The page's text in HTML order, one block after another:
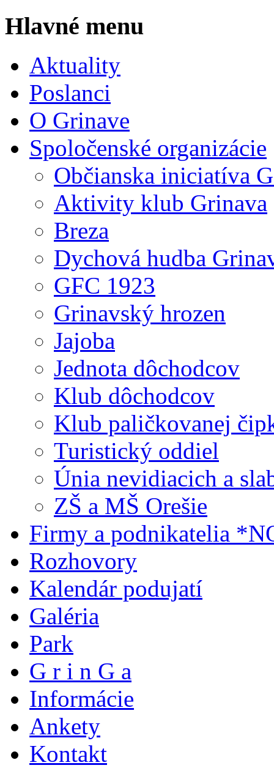
Hlavné menu
Aktuality
Poslanci
O Grinave
Spoločenské organizácie
Občianska iniciatíva
Aktivity klub Grinava
Breza
Dychová hudba
GFC 1923
Grinavský hrozen
Jajoba
Jednota dôchodcov
Klub dôchodcov
Klub paličkovanej
Turistický oddiel
Únia nevidiacich a
ZŠ a MŠ Orešie
Firmy a podnikatelia
Rozhovory
Kalendár podujatí
Galéria
Park
G r i n G a
Informácie
Ankety
Kontakt